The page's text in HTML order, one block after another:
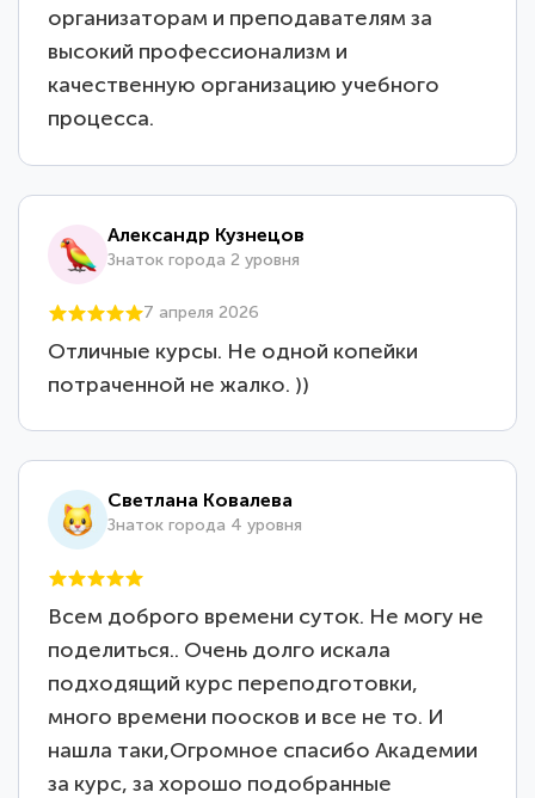
организаторам и преподавателям за
высокий профессионализм и
качественную организацию учебного
процесса.
Александр Кузнецов
Знаток города 2 уровня
7 апреля 2026
Отличные курсы. Не одной копейки
потраченной не жалко. ))
Светлана Ковалева
Знаток города 4 уровня
Всем доброго времени суток. Не могу не
поделиться.. Очень долго искала
подходящий курс переподготовки,
много времени поосков и все не то. И
нашла таки,Огромное спасибо Академии
за курс, за хорошо подобранные